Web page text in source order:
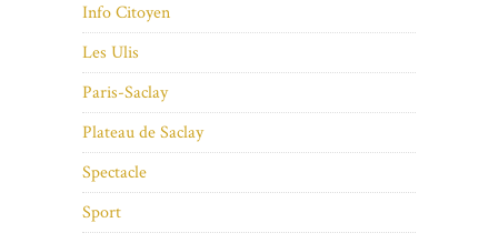
Info Citoyen
Les Ulis
Paris-Saclay
Plateau de Saclay
Spectacle
Sport